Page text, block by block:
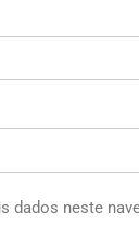
dados neste